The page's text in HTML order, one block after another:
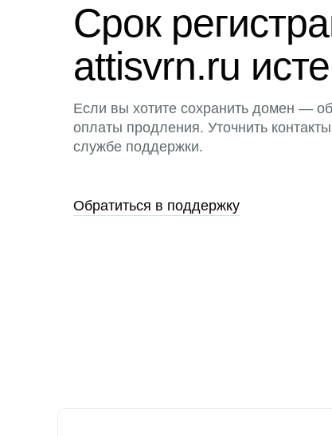
Срок
attisvrn.ru
Если вы хотите сохранить домен —
оплаты продления. Уточнить
службе поддержки.
Обратиться в поддержку